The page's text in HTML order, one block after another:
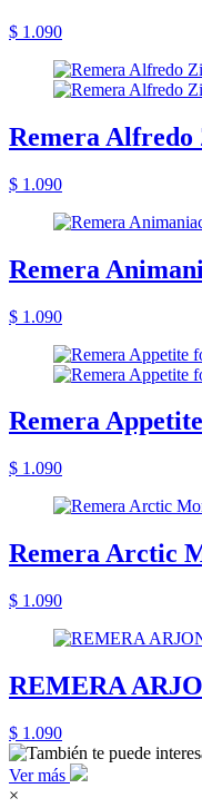
$ 1.090
Remera
$ 1.090
Remera
$ 1.090
Remera
$ 1.090
Remera Arctic
$ 1.090
REMERA
$ 1.090
Ver más
×